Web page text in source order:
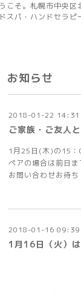
こそ。札幌市中央
スパ・ハンドセラ
お知らせ
2018-01-22
ご家族・ご友人
1月25日(木)の15：
ペアの場合は前日ま
お問い合わせお待
2018-01-16
1月16日（火）は